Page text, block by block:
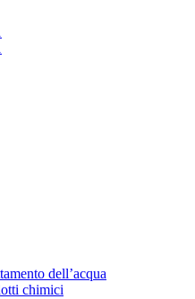
dell’acqua
chimici